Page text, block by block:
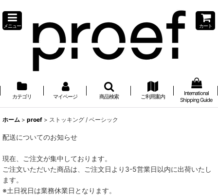
メニュー カート
カテゴリ マイページ 商品検索 ご利用案内
International
Shipping Guide
ホーム > proef > ストッキング / ベーシック
配送についてのお知らせ
現在、ご注文が集中しております。
ご注文いただいた商品は、ご注文日より3-5営業日以内に出荷いたし
ます。
※土日祝日は業務休業日となります。